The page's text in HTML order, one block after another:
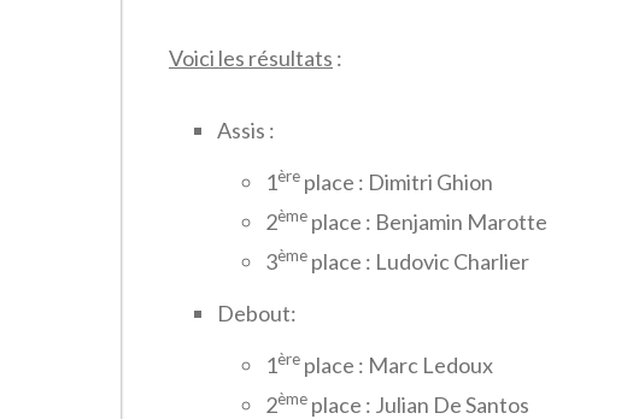
Voici les résultats :
Assis :
1ère place : Dimitri Ghion
2ème place : Benjamin Marotte
3ème place : Ludovic Charlier
Debout:
1ère place : Marc Ledoux
2ème place : Julian De Santos